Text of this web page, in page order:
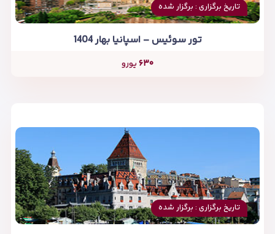
تاریخ برگزاری : برگزار شده
تور سوئیس – اسپانیا بهار 1404
۶۳۰یورو
تاریخ برگزاری : برگزار شده